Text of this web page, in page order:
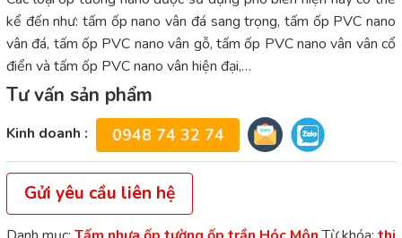
kể đến như: tấm ốp nano vân đá sang trọng, tấm ốp PVC nano
vân đá, tấm ốp PVC nano vân gỗ, tấm ốp PVC nano vân vân cổ
điển và tấm ốp PVC nano vân hiện đại,…
Tư vấn sản phẩm
Kinh doanh : 0948 74 32 74
Gửi yêu cầu liên hệ